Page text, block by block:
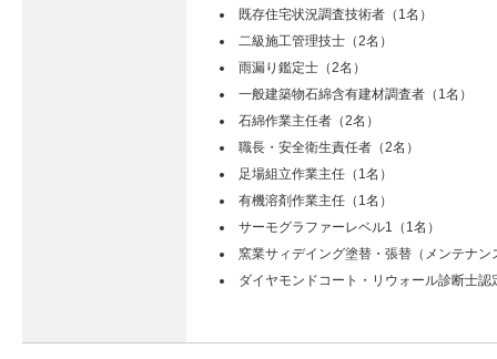
既存住宅状況調査技術者（1名）
二級施工管理技士（2名）
雨漏り鑑定士（2名）
一般建築物石綿含有建材調査者（1名）
石綿作業主任者（2名）
職長・安全衛生責任者（2名）
足場組立作業主任（1名）
有機溶剤作業主任（1名）
サーモグラファーレベル1（1名）
窯業サィデイング塗替・張替（メンテナン
ダイヤモンドコート・リウォール診断士認